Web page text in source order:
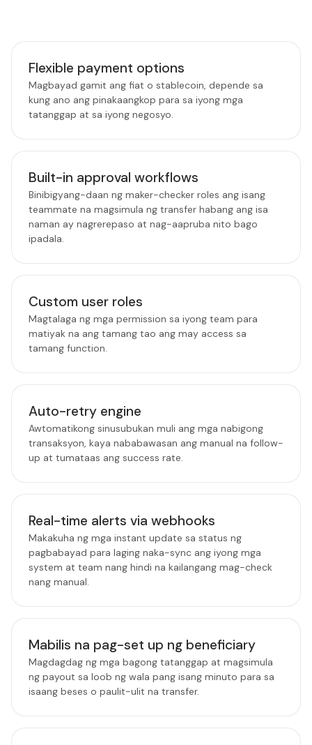
Flexible payment options
Magbayad gamit ang fiat o stablecoin, depende sa
kung ano ang pinakaangkop para sa iyong mga
tatanggap at sa iyong negosyo.
Built-in approval workflows
Binibigyang-daan ng maker-checker roles ang isang
teammate na magsimula ng transfer habang ang isa
naman ay nagrerepaso at nag-aapruba nito bago
ipadala.
Custom user roles
Magtalaga ng mga permission sa iyong team para
matiyak na ang tamang tao ang may access sa
tamang function.
Auto-retry engine
Awtomatikong sinusubukan muli ang mga nabigong
transaksyon, kaya nababawasan ang manual na follow-
up at tumataas ang success rate.
Real-time alerts via webhooks
Makakuha ng mga instant update sa status ng
pagbabayad para laging naka-sync ang iyong mga
system at team nang hindi na kailangang mag-check
nang manual.
Mabilis na pag-set up ng beneficiary
Magdagdag ng mga bagong tatanggap at magsimula
ng payout sa loob ng wala pang isang minuto para sa
isaang beses o paulit-ulit na transfer.